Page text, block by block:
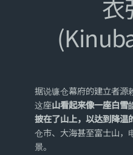
衣
据说镰仓幕府的建立者源
这座山看起来像一座白雪
披在了山上，以达到降温
仓市、大海甚至富士山，
景。